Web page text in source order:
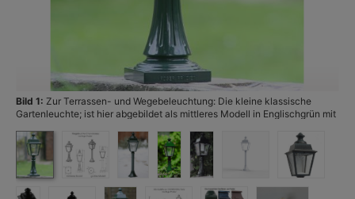
Bild 1: Zur Terrassen- und Wegebeleuchtung: Die kleine klassische
Gartenleuchte; ist hier abgebildet als mittleres Modell in Englischgrün mit